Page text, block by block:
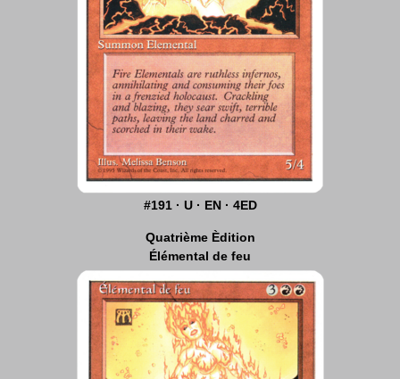
#191 · U · EN · 4ED
Quatrième Èdition
Élémental de feu